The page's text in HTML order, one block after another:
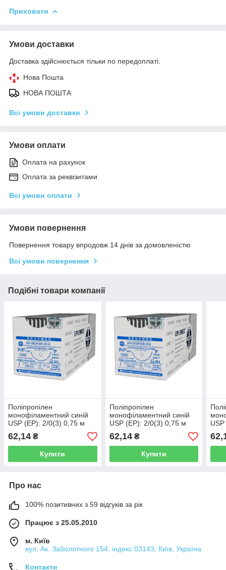
Приховати
Умови доставки
Доставка здійснюється тільки по передоплаті.
Нова Пошта
НОВА ПОШТА
Всі умови доставки
Умови оплати
Оплата на рахунок
Оплата за реквізитами
Всі умови оплати
Умови повернення
Повернення товару впродовж 14 днів за домовленістю
Всі умови повернення
Подібні товари компанії
Поліпропілен
монофіламентний синій
USP (EP): 2/0(3) 0,75 м
Колюча голка 36 мм 1/2,
OPUSMED®
62,14 ₴
Купити
Поліпропілен
монофіламентний синій
USP (EP): 2/0(3) 0,75 м
Колюча голка 32мм 1/2,
OPUSMED®
62,14₴
Купити
Про нас
100% позитивних з 59 відгуків за рік
Працює з 25.05.2010
м. Київ
вул. Ак. Заболотного 154, індекс 03143, Київ, Україна
Контакти